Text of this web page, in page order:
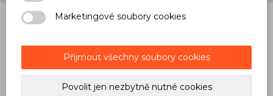
Marketingové soubory cookies
Přijmout všechny soubory cookies
Povolit jen nezbytně nutné cookies